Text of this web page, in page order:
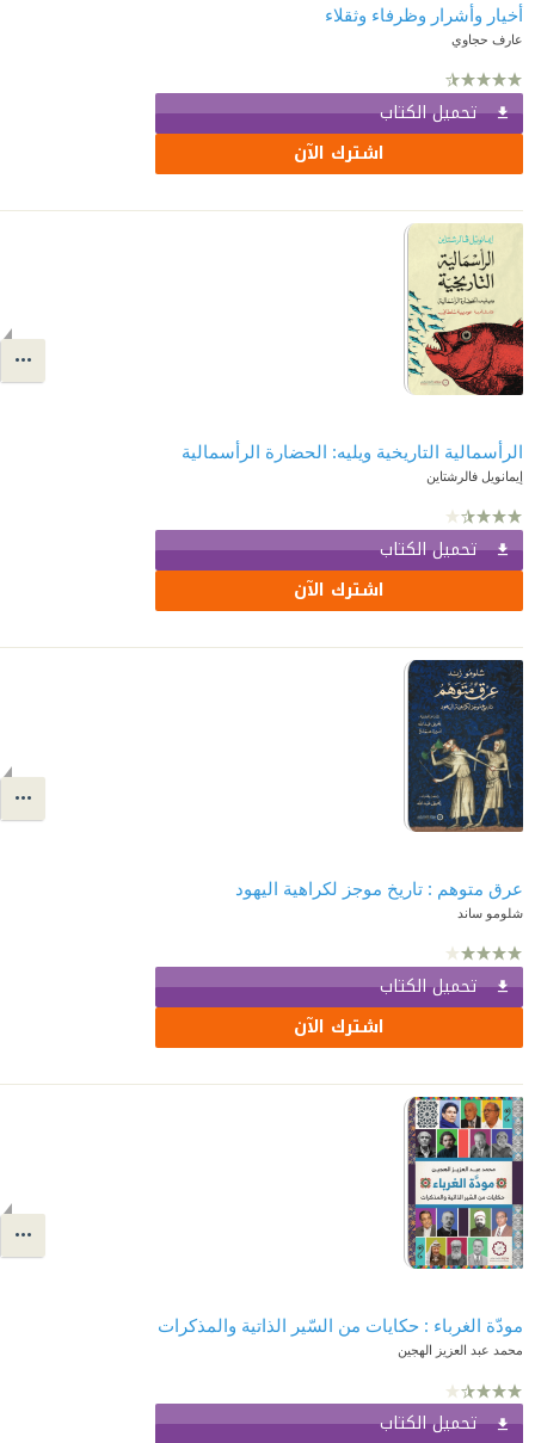
أخيار وأشرار وظرفاء وثقلاء
عارف حجاوي
تحميل الكتاب
اشترك الآن
الرأسمالية التاريخية ويليه: الحضارة الرأسمالية
إيمانويل فالرشتاين
تحميل الكتاب
اشترك الآن
عرق متوهم : تاريخ موجز لكراهية اليهود
شلومو ساند
تحميل الكتاب
اشترك الآن
مودّة الغرباء : حكايات من السّير الذاتية والمذكرات
محمد عبد العزيز الهجين
تحميل الكتاب